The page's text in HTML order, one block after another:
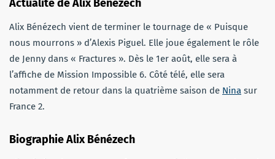
Actualité de Alix Bénézech
Alix Bénézech vient de terminer le tournage de « Puisque
nous mourrons » d’Alexis Piguel. Elle joue également le rôle
de Jenny dans « Fractures ». Dès le 1er août, elle sera à
l’affiche de Mission Impossible 6. Côté télé, elle sera
notamment de retour dans la quatrième saison de Nina sur
France 2.
Biographie Alix Bénézech